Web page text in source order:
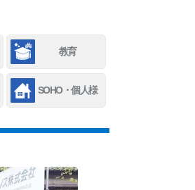
教育
SOHO・個人様